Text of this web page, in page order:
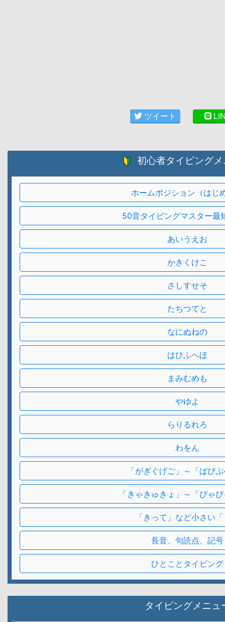
初心者タイピング
ホームポジション（はじ
50音タイピングマスター最
あいうえお
かきくけこ
さしすせそ
たちつてと
なにぬねの
はひふへほ
まみむめも
やゆよ
らりるれろ
わをん
「がぎぐげご」～「ぱぴ
「きゃきゅきょ」～「ぴゃ
「きって」など小さい
長音、句読点、記号
ひとことタイピング
タイピングメニュ
ツイート